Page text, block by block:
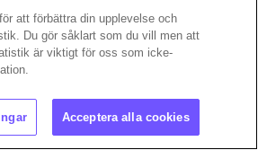
Cookieinställningar
1231368703
Läs vad vi vill göra
att förbättra din upplevelse och
Du gör såklart som du vill men att
är viktigt för oss som icke-
Acceptera alla cookies